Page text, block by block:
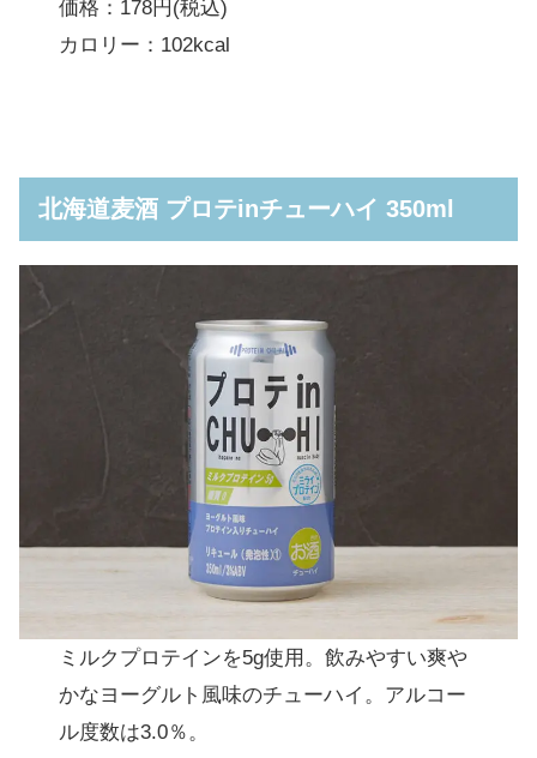
価格：178円(税込)
カロリー：102kcal
北海道麦酒 プロテinチューハイ 350ml
ミルクプロテインを5g使用。飲みやすい爽や
かなヨーグルト風味のチューハイ。アルコー
ル度数は3.0％。